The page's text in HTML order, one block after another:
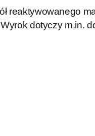
reaktywowanego
dotyczy m.in.